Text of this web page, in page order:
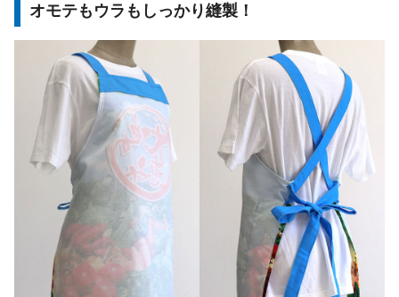
オモテもウラもしっかり縫製！